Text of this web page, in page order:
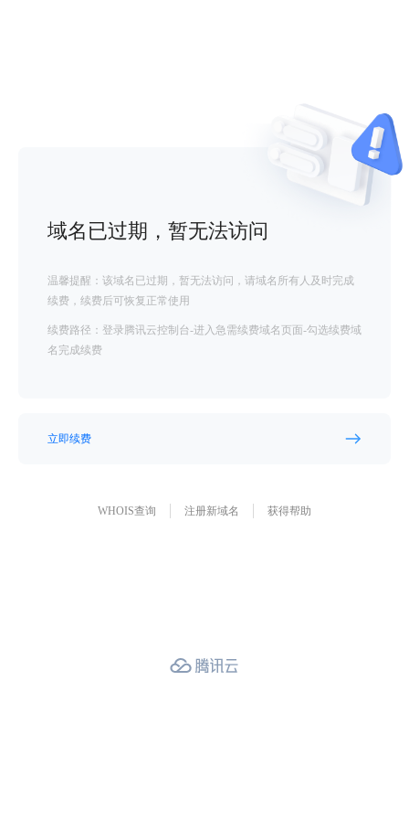
域名已过期，暂无法访问
温馨提醒：该域名已过期，暂无法访问，请域名所有人及时完成
续费，续费后可恢复正常使用
续费路径：登录腾讯云控制台-进入急需续费域名页面-勾选续费域
名完成续费
立即续费
WHOIS查询 注册新域名 获得帮助